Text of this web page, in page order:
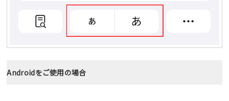
Androidをご使用の場合